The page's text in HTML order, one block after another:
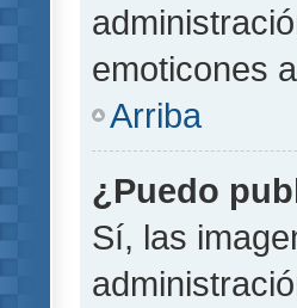
emoticones
Arriba
¿Puedo
Sí, las